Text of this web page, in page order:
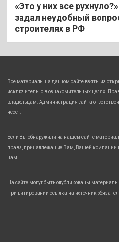
«Это у них все
задал неудобный
строителях в РФ
Все материалы на данном сайте взяты из
исключительно в ознакомительных целях.
владельцам. Администрация сайта
несет.
Если Вы обнаружили на нашем сайте
права, принадлежащие Вам, Вашей компании
нам.
На сайте могут быть опубликованы материалы
При цитировании ссылка на источник